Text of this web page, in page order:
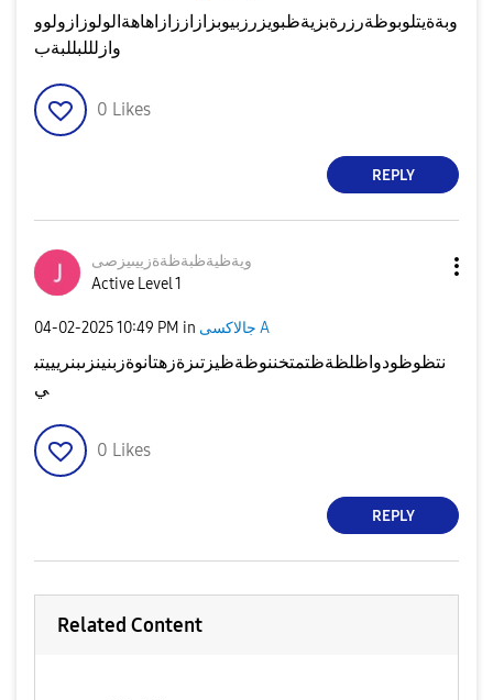
وبةةيتلوبوظةرزرةبزيةظبويزرزبيوبزازاززازاهاهةالولوزازولوو
وازلللبللبةب
0 Likes
REPLY
ويةظيةظبةظةةزييىيزصى
Active Level 1
‎04-02-202510:49 PM in جالاكسى A
نتظوظودواظلظةظتمتخننوظةظيزتىزةزهتانوةزبنينزىبنريييتب
ي
0 Likes
REPLY
Related Content